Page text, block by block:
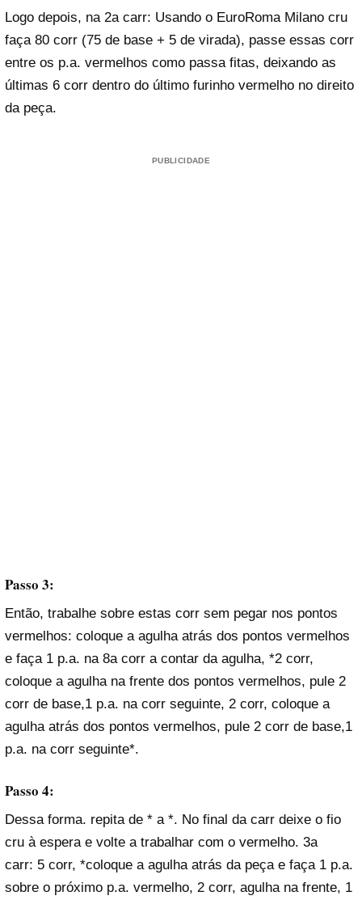
Logo depois, na 2a carr: Usando o EuroRoma Milano cru
faça 80 corr (75 de base + 5 de virada), passe essas corr
entre os p.a. vermelhos como passa fitas, deixando as
últimas 6 corr dentro do último furinho vermelho no direito
da peça.
PUBLICIDADE
Passo 3:
Então, trabalhe sobre estas corr sem pegar nos pontos
vermelhos: coloque a agulha atrás dos pontos vermelhos
e faça 1 p.a. na 8a corr a contar da agulha, *2 corr,
coloque a agulha na frente dos pontos vermelhos, pule 2
corr de base,1 p.a. na corr seguinte, 2 corr, coloque a
agulha atrás dos pontos vermelhos, pule 2 corr de base,1
p.a. na corr seguinte*.
Passo 4:
Dessa forma. repita de * a *. No final da carr deixe o fio
cru à espera e volte a trabalhar com o vermelho. 3a
carr: 5 corr, *coloque a agulha atrás da peça e faça 1 p.a.
sobre o próximo p.a. vermelho, 2 corr, agulha na frente, 1